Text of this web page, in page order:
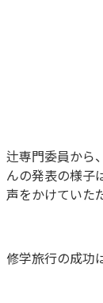
辻専門委員から
んの発表の様子
声をかけていた
修学旅行の成功